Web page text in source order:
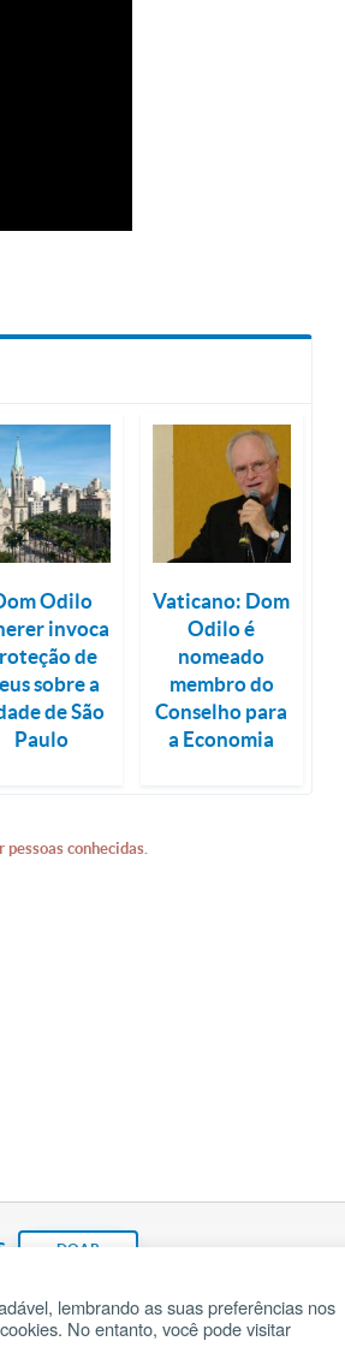
Odilo
invoca
de
sobre a
de São
Paulo
Vaticano: Dom
Odilo é
nomeado
membro do
Conselho para
a Economia
conhecidas.
DOAR
João Paulo II Pedido de Oração
lembrando as suas preferências nos
No entanto, você pode visitar